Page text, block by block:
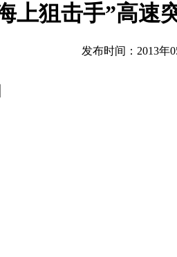
上狙击手”高速
发布时间：2013年